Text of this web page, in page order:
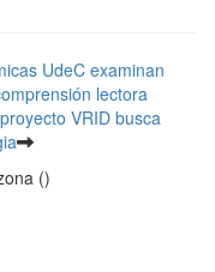
UdeC examinan
lectora
VRID busca
()